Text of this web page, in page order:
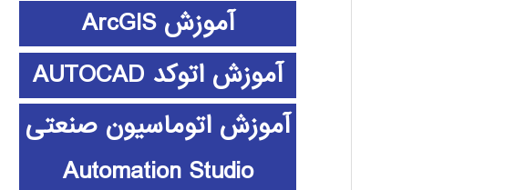
آموزش ArcGIS
آموزش اتوکد AUTOCAD
آموزش اتوماسیون صنعتی
Automation Studio